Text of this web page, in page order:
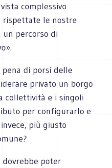
complessivo
rispettate le nostre
un percorso di
di porsi delle
privato un borgo
collettività e i singoli
per configurarlo e
più giusto
dovrebbe poter